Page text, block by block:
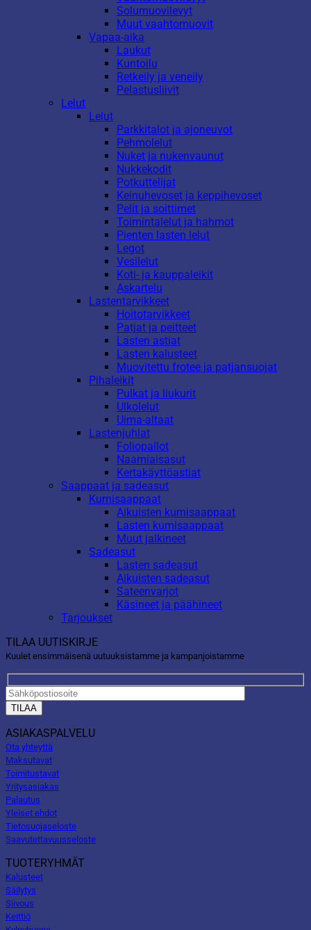
Solumuovilevyt
Muut vaahtomuovit
Vapaa-aika
Laukut
Kuntoilu
Retkeily ja veneily
Pelastusliivit
Lelut
Lelut
Parkkitalot ja ajoneuvot
Pehmolelut
Nuket ja nukenvaunut
Nukkekodit
Potkuttelijat
Keinuhevoset ja keppihevoset
Pelit ja soittimet
Toimintalelut ja hahmot
Pienten lasten lelut
Legot
Vesilelut
Koti- ja kauppaleikit
Askartelu
Lastentarvikkeet
Hoitotarvikkeet
Patjat ja peitteet
Lasten astiat
Lasten kalusteet
Muovitettu frotee ja patjansuojat
Pihaleikit
Pulkat ja liukurit
Ulkolelut
Uima-altaat
Lastenjuhlat
Foliopallot
Naamiaisasut
Kertakäyttöastiat
Saappaat ja sadeasut
Kumisaappaat
Aikuisten kumisaappaat
Lasten kumisaappaat
Muut jalkineet
Sadeasut
Lasten sadeasut
Aikuisten sadeasut
Sateenvarjot
Käsineet ja päähineet
Tarjoukset
TILAA UUTISKIRJE
Kuulet ensimmäisenä uutuuksistamme ja kampanjoistamme
ASIAKASPALVELU
Ota yhteyttä
Maksutavat
Toimitustavat
Yritysasiakas
Palautus
Yleiset ehdot
Tietosuojaseloste
Saavutettavuusseloste
TUOTERYHMÄT
Kalusteet
Säilytys
Siivous
Keittiö